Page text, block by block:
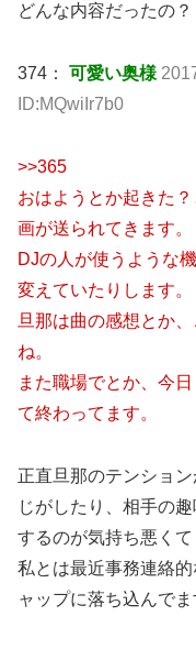
どんな内容だったの？
374： 可愛い奥様
ID:MQwiIr7b0
>>365
おはようとか起きた
画が送られてきます。
DJの人が使うような
変えていたりします。
旦那は曲の感想とか
ね。
また職場でとか、今
て終わってます。
正直旦那のテンショ
じがしたり、相手の
するのが気持ち悪くて
私とは最近事務連絡
ャップに落ち込んでま